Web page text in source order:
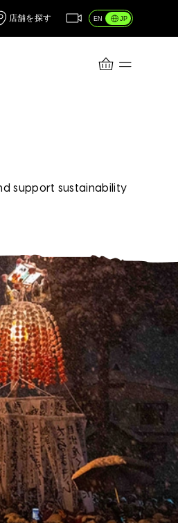
店舗を探す JP
EN
CART
support sustainability